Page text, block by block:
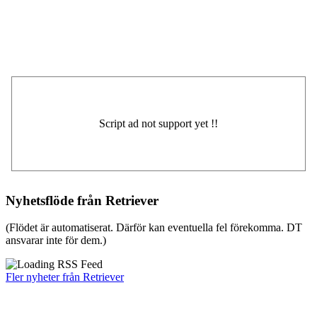
Nyhetsflöde från Retriever
(Flödet är automatiserat. Därför kan eventuella fel förekomma. DT
ansvarar inte för dem.)
Fler nyheter från Retriever